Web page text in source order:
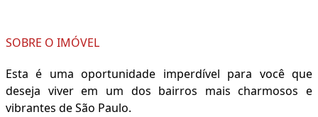
SOBRE O IMÓVEL
Esta é uma oportunidade imperdível para você que
deseja viver em um dos bairros mais charmosos e
vibrantes de São Paulo.